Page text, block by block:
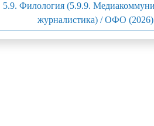
5.9. Филология (5.9.9.
журналистика) / ОФО (2026)